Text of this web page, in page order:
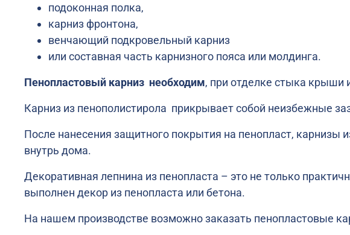
подоконная полка,
карниз фронтона,
венчающий подкровельный карниз
или составная часть карнизного пояса или молдинга.
Пенопластовый карниз необходим, при отделке стыка крыши
Карниз из пенополистирола прикрывает собой неизбежные
После нанесения защитного покрытия на пенопласт,
внутрь дома.
Декоративная лепнина из пенопласта – это не только
выполнен декор из пенопласта или бетона.
На нашем производстве возможно заказать пенопластовые